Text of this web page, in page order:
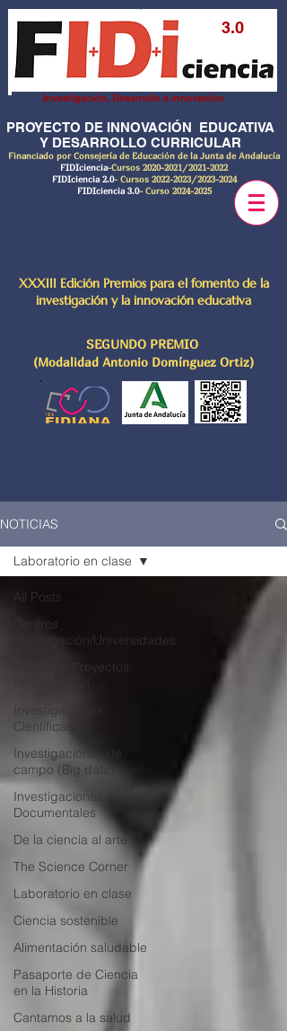
3.0
Investigación, Desarrollo e innovación
PROYECTO DE INNOVACIÓN EDUCATIVA
Y DESARROLLO CURRICULAR
Financiado por Consejería de Educación de la Junta de Andalucía
FIDIciencia-Cursos 2020-2021 /2021-2022
FIDIciencia 2.0- Cursos 2022-2023/2023-2024
FIDIciencia 3.0- Curso 2024-2025
XXXIII Edición Premios para el fomento de la
investigación y la innovación educativa
SEGUNDO PREMIO
(Modalidad Antonio Domínguez Ortiz)
NOTICIAS
All Posts
Centros
Investigación/Universidades
Iniciación Proyectos
Investigaciones
Científicas
Investigaciones de
campo (Big data)
Investigaciones
Documentales
De la ciencia al arte
The Science Corner
Laboratorio en clase
Ciencia sostenible
Alimentación saludable
Pasaporte de Ciencia
en la Historia
Cantamos a la salud
Laboratorio en clase